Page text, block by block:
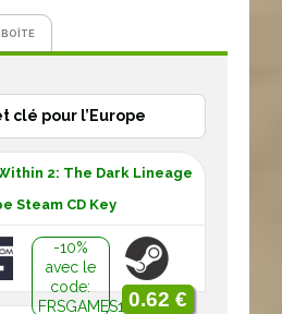
BOÎTE
clé pour l’Europe
2: The Dark Lineage
Steam CD Key
-10%
avec le
code:
FRSGAMES100.62 €